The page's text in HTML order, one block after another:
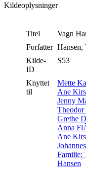
Kildeoplysninger
Titel
Vagn
Forfatter Hansen,
Kilde-
ID
S53
Knyttet
til
Mette
Ane
Jenny
Theodor
Grethe
Anna
Ane
Familie:
Hansen